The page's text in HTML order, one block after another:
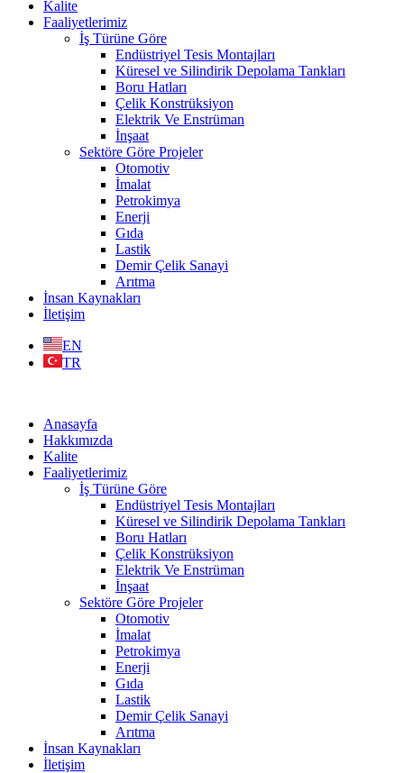
Kalite
Faaliyetlerimiz
İş Türüne Göre
Endüstriyel Tesis Montajları
Küresel ve Silindirik Depolama Tankları
Boru Hatları
Çelik Konstrüksiyon
Elektrik Ve Enstrüman
İnşaat
Sektöre Göre Projeler
Otomotiv
İmalat
Petrokimya
Enerji
Gıda
Lastik
Demir Çelik Sanayi
Arıtma
İnsan Kaynakları
İletişim
EN
TR
Anasayfa
Hakkımızda
Kalite
Faaliyetlerimiz
İş Türüne Göre
Endüstriyel Tesis Montajları
Küresel ve Silindirik Depolama Tankları
Boru Hatları
Çelik Konstrüksiyon
Elektrik Ve Enstrüman
İnşaat
Sektöre Göre Projeler
Otomotiv
İmalat
Petrokimya
Enerji
Gıda
Lastik
Demir Çelik Sanayi
Arıtma
İnsan Kaynakları
İletişim